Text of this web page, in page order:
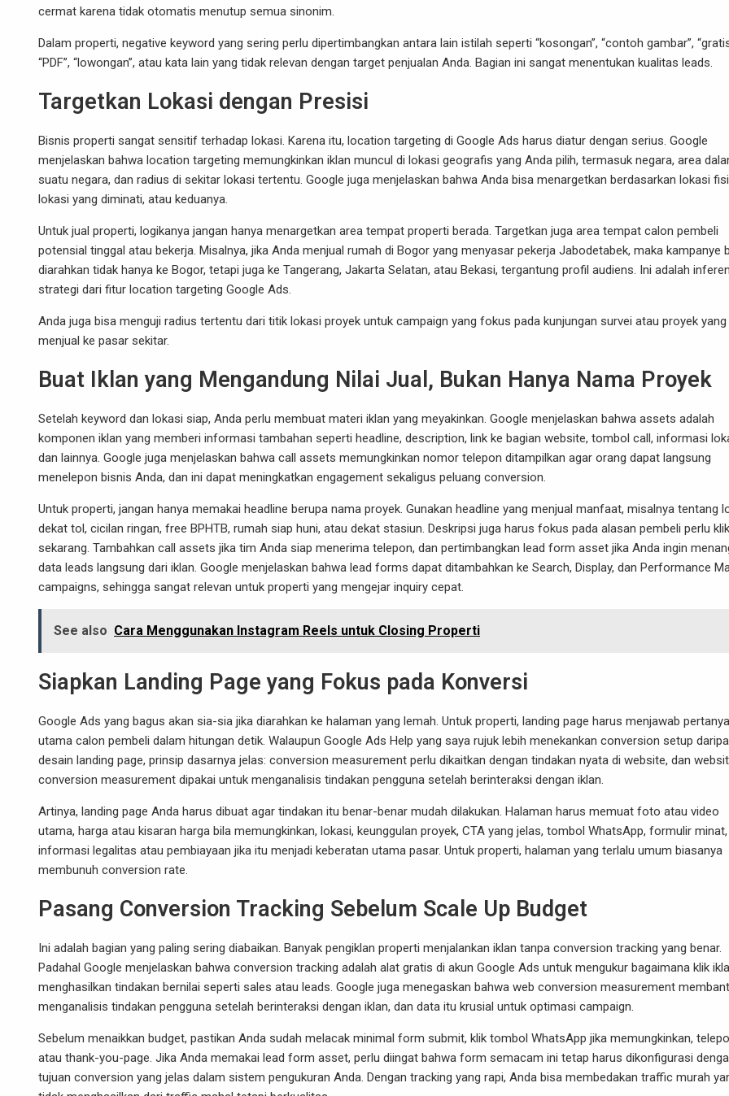
cermat karena tidak otomatis menutup semua sinonim.
Dalam properti, negative keyword yang sering perlu dipertimbangkan antara lain istilah seperti “kosongan”, “contoh gambar”,
“PDF”, “lowongan”, atau kata lain yang tidak relevan dengan target penjualan Anda. Bagian ini sangat menentukan kualitas leads.
Targetkan Lokasi dengan Presisi
Bisnis properti sangat sensitif terhadap lokasi. Karena itu, location targeting di Google Ads harus diatur dengan serius. Google
menjelaskan bahwa location targeting memungkinkan iklan muncul di lokasi geografis yang Anda pilih, termasuk negara, area
suatu negara, dan radius di sekitar lokasi tertentu. Google juga menjelaskan bahwa Anda bisa menargetkan berdasarkan lokasi
lokasi yang diminati, atau keduanya.
Untuk jual properti, logikanya jangan hanya menargetkan area tempat properti berada. Targetkan juga area tempat calon pembeli
potensial tinggal atau bekerja. Misalnya, jika Anda menjual rumah di Bogor yang menyasar pekerja Jabodetabek, maka kampanye
diarahkan tidak hanya ke Bogor, tetapi juga ke Tangerang, Jakarta Selatan, atau Bekasi, tergantung profil audiens. Ini adalah
strategi dari fitur location targeting Google Ads.
Anda juga bisa menguji radius tertentu dari titik lokasi proyek untuk campaign yang fokus pada kunjungan survei atau proyek yang
menjual ke pasar sekitar.
Buat Iklan yang Mengandung Nilai Jual, Bukan Hanya Nama Proyek
Setelah keyword dan lokasi siap, Anda perlu membuat materi iklan yang meyakinkan. Google menjelaskan bahwa assets adalah
komponen iklan yang memberi informasi tambahan seperti headline, description, link ke bagian website, tombol call, informasi
dan lainnya. Google juga menjelaskan bahwa call assets memungkinkan nomor telepon ditampilkan agar orang dapat langsung
menelepon bisnis Anda, dan ini dapat meningkatkan engagement sekaligus peluang conversion.
Untuk properti, jangan hanya memakai headline berupa nama proyek. Gunakan headline yang menjual manfaat, misalnya tentang
dekat tol, cicilan ringan, free BPHTB, rumah siap huni, atau dekat stasiun. Deskripsi juga harus fokus pada alasan pembeli perlu klik
sekarang. Tambahkan call assets jika tim Anda siap menerima telepon, dan pertimbangkan lead form asset jika Anda ingin
data leads langsung dari iklan. Google menjelaskan bahwa lead forms dapat ditambahkan ke Search, Display, dan Performance
campaigns, sehingga sangat relevan untuk properti yang mengejar inquiry cepat.
See also Cara Menggunakan Instagram Reels untuk Closing Properti
Siapkan Landing Page yang Fokus pada Konversi
Google Ads yang bagus akan sia-sia jika diarahkan ke halaman yang lemah. Untuk properti, landing page harus menjawab
utama calon pembeli dalam hitungan detik. Walaupun Google Ads Help yang saya rujuk lebih menekankan conversion setup
desain landing page, prinsip dasarnya jelas: conversion measurement perlu dikaitkan dengan tindakan nyata di website, dan
conversion measurement dipakai untuk menganalisis tindakan pengguna setelah berinteraksi dengan iklan.
Artinya, landing page Anda harus dibuat agar tindakan itu benar-benar mudah dilakukan. Halaman harus memuat foto atau video
utama, harga atau kisaran harga bila memungkinkan, lokasi, keunggulan proyek, CTA yang jelas, tombol WhatsApp, formulir minat,
informasi legalitas atau pembiayaan jika itu menjadi keberatan utama pasar. Untuk properti, halaman yang terlalu umum biasanya
membunuh conversion rate.
Pasang Conversion Tracking Sebelum Scale Up Budget
Ini adalah bagian yang paling sering diabaikan. Banyak pengiklan properti menjalankan iklan tanpa conversion tracking yang benar.
Padahal Google menjelaskan bahwa conversion tracking adalah alat gratis di akun Google Ads untuk mengukur bagaimana klik
menghasilkan tindakan bernilai seperti sales atau leads. Google juga menegaskan bahwa web conversion measurement
menganalisis tindakan pengguna setelah berinteraksi dengan iklan, dan data itu krusial untuk optimasi campaign.
Sebelum menaikkan budget, pastikan Anda sudah melacak minimal form submit, klik tombol WhatsApp jika memungkinkan,
atau thank-you-page. Jika Anda memakai lead form asset, perlu diingat bahwa form semacam ini tetap harus dikonfigurasi
tujuan conversion yang jelas dalam sistem pengukuran Anda. Dengan tracking yang rapi, Anda bisa membedakan traffic murah